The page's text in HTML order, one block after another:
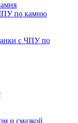
по камню
с ЧПУ по
и смазкой